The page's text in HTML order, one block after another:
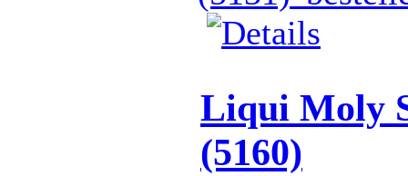
Liqui Moly
(5160)